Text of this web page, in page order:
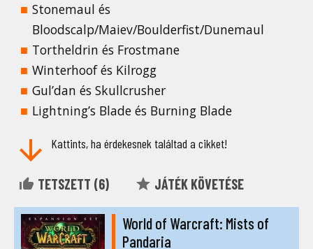
Stonemaul és
Bloodscalp/Maiev/Boulderfist/Dunemaul
Tortheldrin és Frostmane
Winterhoof és Kilrogg
Gul’dan és Skullcrusher
Lightning’s Blade és Burning Blade
Kattints, ha érdekesnek találtad a cikket!
TETSZETT (6) JÁTÉK KÖVETÉSE
World of Warcraft: Mists of
Pandaria